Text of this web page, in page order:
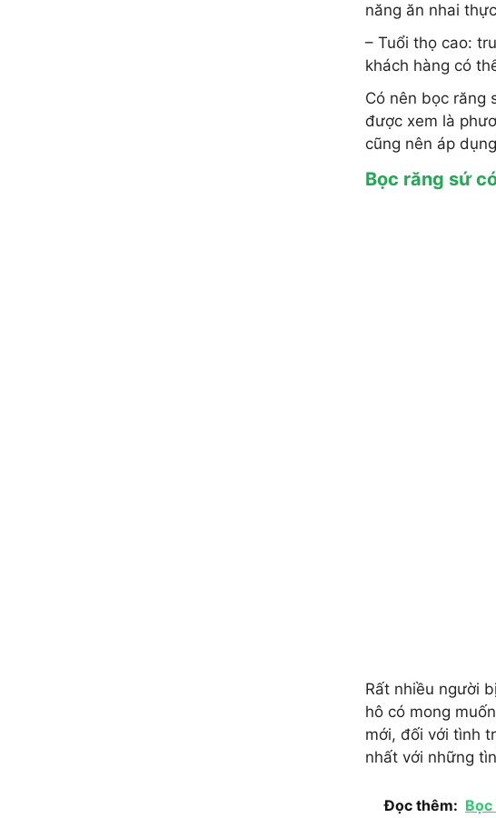
năng ăn nhai
– Tuổi thọ cao:
khách hàng có
Có nên bọc răng
được xem là
cũng nên áp
Bọc răng sứ
Rất nhiều người
hô có mong
mới, đối với tình
nhất với những
Đọc thêm: